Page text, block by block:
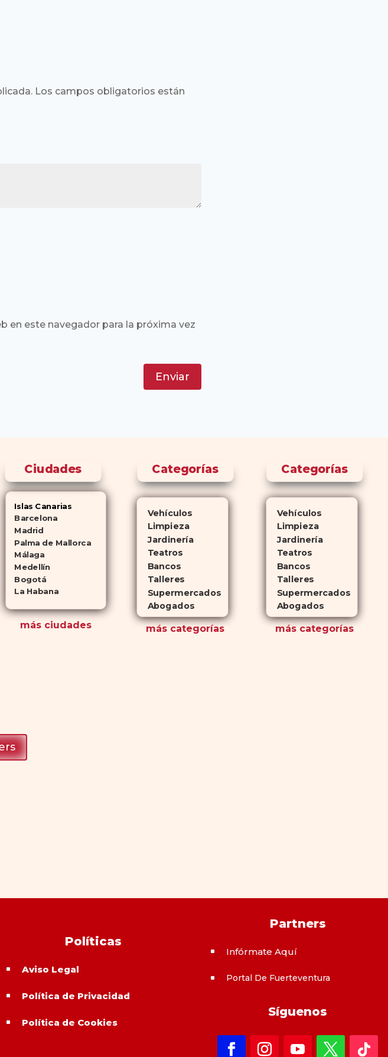
Los campos obligatorios están
en este navegador para la próxima vez
Enviar
Ciudades
Islas Canarias
Barcelona
Madrid
Palma de Mallorca
Málaga
Medellín
Bogotá
La Habana
más ciudades
Categorías
Vehículos
Limpieza
Jardinería
Teatros
Bancos
Talleres
Supermercados
Abogados
más categorías
Categorías
Vehículos
Limpieza
Jardinería
Teatros
Bancos
Talleres
Supermercados
Abogados
más categorías
Políticas
^ Aviso Legal
^ Política de Privacidad
^ Política de Cookies
Partners
^ Infórmate Aquí
^ Portal De Fuerteventura
Síguenos